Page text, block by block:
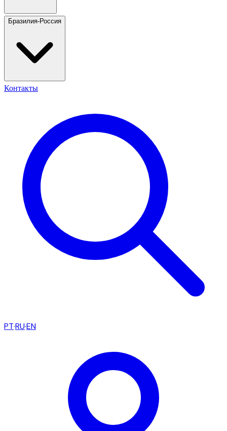
Бразилия-Россия
Контакты
PT·RU·EN